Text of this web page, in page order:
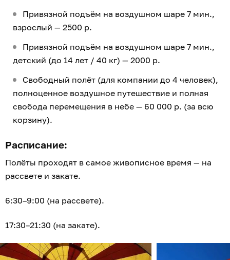
Привязной подъём на воздушном шаре 7 мин.,
взрослый — 2500 р.
Привязной подъём на воздушном шаре 7 мин.,
детский (до 14 лет / 40 кг) — 2000 р.
Свободный полёт (для компании до 4 человек),
полноценное воздушное путешествие и полная
свобода перемещения в небе — 60 000 р. (за всю
корзину).
Расписание:
Полёты проходят в самое живописное время — на
рассвете и закате.
6:30–9:00 (на рассвете).
17:30–21:30 (на закате).